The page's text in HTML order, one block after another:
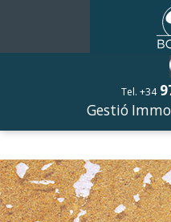
Tel. +34
Gestió